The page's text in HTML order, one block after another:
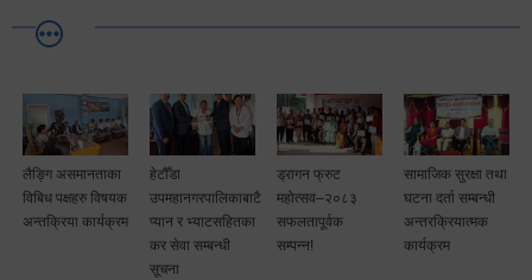
लैङ्गि असमानताका
विबिध पक्षहरु विषयक
अन्तक्रिया कार्यक्रम
हेटौँडा
उपमहानगरपालिकाबाटै
प्यान र भ्याटसहितका
कर सेवा सम्बन्धी
सूचना
ड्रागन फ्रुट
महोत्सव–२०८३
सफलतापूर्वक
सम्पन्न!
सामाजिक सुरक्षा तथा
घटना दर्ता सम्बन्धी
अन्तरक्रियात्मक
कार्यक्रम